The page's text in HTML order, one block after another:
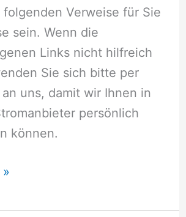
Verweise für Sie
sein. Wenn die
Links nicht hilfreich
Sie sich bitte per
uns, damit wir Ihnen in
persönlich
können.